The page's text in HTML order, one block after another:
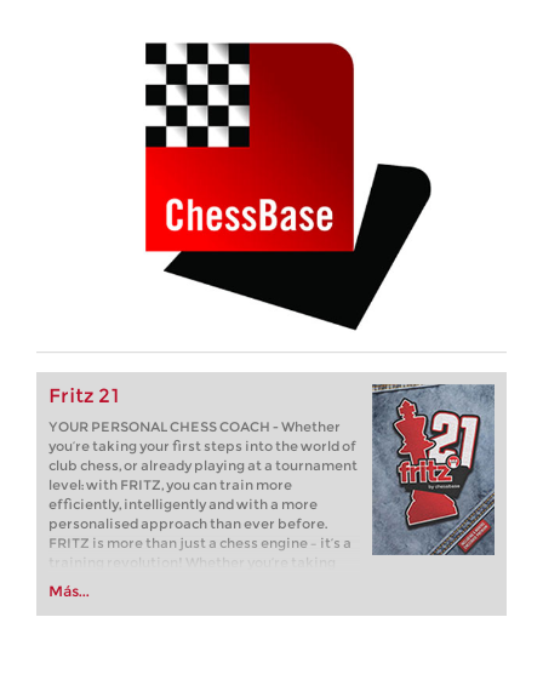
Fritz 21
YOUR PERSONAL CHESS COACH - Whether
you’re taking your first steps into the world of
club chess, or already playing at a tournament
level: with FRITZ, you can train more
efficiently, intelligently and with a more
personalised approach than ever before.
FRITZ is more than just a chess engine – it’s a
training revolution! Whether you’re taking
your first steps into the world of club chess, or
already playing at a tournament level: with
FRITZ, you can train more efficiently,
Más...